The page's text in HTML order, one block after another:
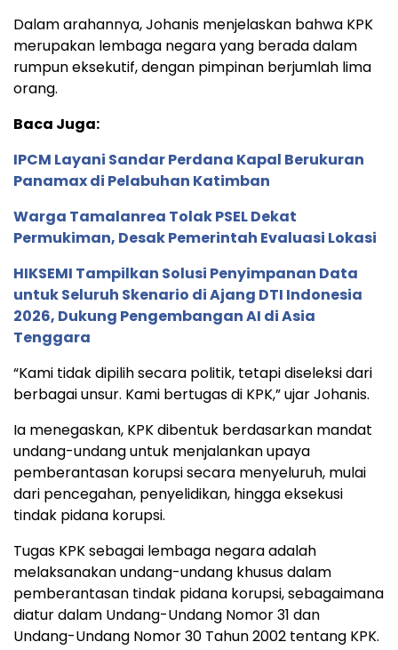
Dalam arahannya, Johanis menjelaskan bahwa KPK
merupakan lembaga negara yang berada dalam
rumpun eksekutif, dengan pimpinan berjumlah lima
orang.
Baca Juga:
IPCM Layani Sandar Perdana Kapal Berukuran
Panamax di Pelabuhan Katimban
Warga Tamalanrea Tolak PSEL Dekat
Permukiman, Desak Pemerintah Evaluasi Lokasi
HIKSEMI Tampilkan Solusi Penyimpanan Data
untuk Seluruh Skenario di Ajang DTI Indonesia
2026, Dukung Pengembangan AI di Asia
Tenggara
“Kami tidak dipilih secara politik, tetapi diseleksi dari
berbagai unsur. Kami bertugas di KPK,” ujar Johanis.
Ia menegaskan, KPK dibentuk berdasarkan mandat
undang-undang untuk menjalankan upaya
pemberantasan korupsi secara menyeluruh, mulai
dari pencegahan, penyelidikan, hingga eksekusi
tindak pidana korupsi.
Tugas KPK sebagai lembaga negara adalah
melaksanakan undang-undang khusus dalam
pemberantasan tindak pidana korupsi, sebagaimana
diatur dalam Undang-Undang Nomor 31 dan
Undang-Undang Nomor 30 Tahun 2002 tentang KPK.